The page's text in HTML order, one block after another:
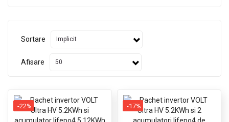
STABILIZATOARE
GRADINA
SCULE
Sortare
Afisare
-22% -17%